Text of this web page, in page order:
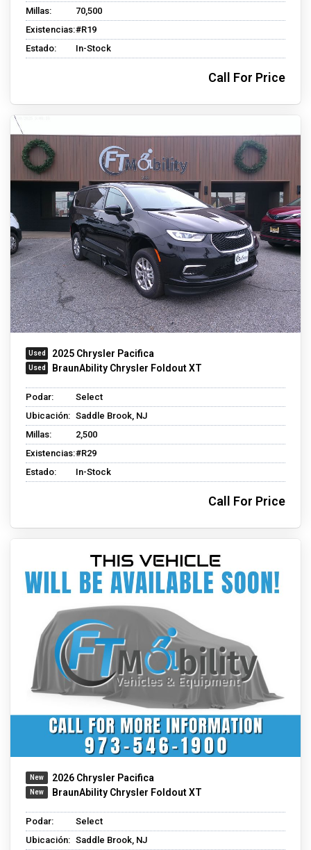
Millas:
70,500
Existencias:#R19
Estado:
In-Stock
Call For Price
2025 Chrysler Pacifica
BraunAbility Chrysler Foldout XT
Podar:
Select
Ubicación: Saddle Brook, NJ
Millas:
2,500
Existencias:#R29
Estado:
In-Stock
Call For Price
2026 Chrysler Pacifica
BraunAbility Chrysler Foldout XT
Podar:
Select
Ubicación: Saddle Brook, NJ